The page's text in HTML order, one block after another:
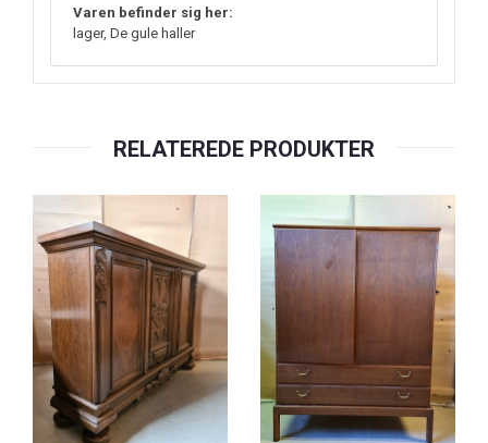
Varen befinder sig her:
lager, De gule haller
RELATEREDE PRODUKTER